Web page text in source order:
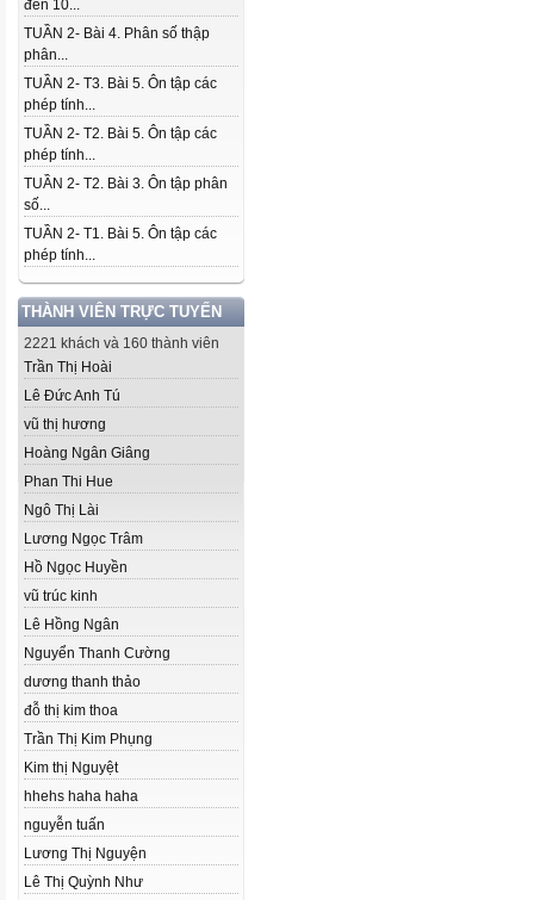
đến 10...
TUẦN 2- Bài 4. Phân số thập
phân...
TUẦN 2- T3. Bài 5. Ôn tập các
phép tính...
TUẦN 2- T2. Bài 5. Ôn tập các
phép tính...
TUẦN 2- T2. Bài 3. Ôn tập phân
số...
TUẦN 2- T1. Bài 5. Ôn tập các
phép tính...
THÀNH VIÊN TRỰC TUYẾN
2221 khách và 160 thành viên
Trần Thị Hoài
Lê Đức Anh Tú
vũ thị hương
Hoàng Ngân Giâng
Phan Thi Hue
Ngô Thị Lài
Lương Ngọc Trâm
Hồ Ngọc Huyền
vũ trúc kinh
Lê Hồng Ngân
Nguyển Thanh Cường
dương thanh thảo
đỗ thị kim thoa
Trần Thị Kim Phụng
Kim thị Nguyệt
hhehs haha haha
nguyễn tuấn
Lương Thị Nguyện
Lê Thị Quỳnh Như